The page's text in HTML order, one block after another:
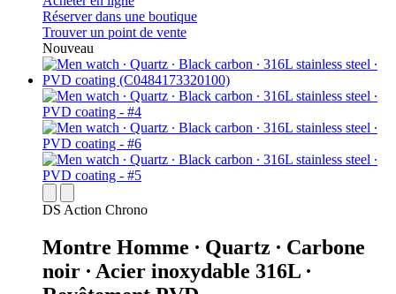
Réserver dans une boutique
Trouver un point de vente
Nouveau
DS Action Chrono
Montre Homme ∙ Quartz ∙ Carbone
noir ∙ Acier inoxydable 316L ∙